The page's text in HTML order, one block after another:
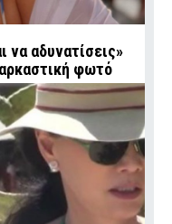
να αδυνατίσεις»
φωτό